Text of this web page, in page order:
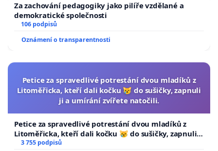
Za zachování pedagogiky jako pilíře vzdělané a
demokratické společnosti
106 podpisů
Oznámení o transparentnosti
Petice za spravedlivé potrestání dvou mladíků z
Litoměřicka, kteří dali kočku 😿 do sušičky, zapnuli
ji a umírání zvířete natočili.
Petice za spravedlivé potrestání dvou mladíků z
Litoměřicka, kteří dali kočku 😿 do sušičky, zapnuli ji
a umírání zvířete natočili.
3 755 podpisů